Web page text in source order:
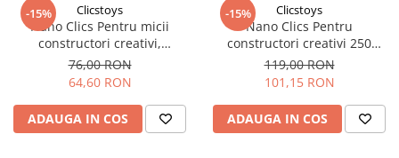
-15% Clicstoys
Nano Clics Pentru micii
constructori creativi,
Clicformers
76,00 RON
64,60 RON
ADAUGA IN COS
-15% Clicstoys
Nano Clics Pentru
constructori creativi 250
piese, Clicformers
119,00 RON
101,15 RON
ADAUGA IN COS